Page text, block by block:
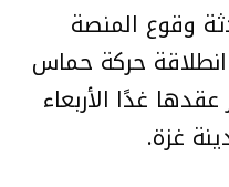
وقوع المنصة
حركة حماس
عقدها غدًا الأربعاء
غزة.